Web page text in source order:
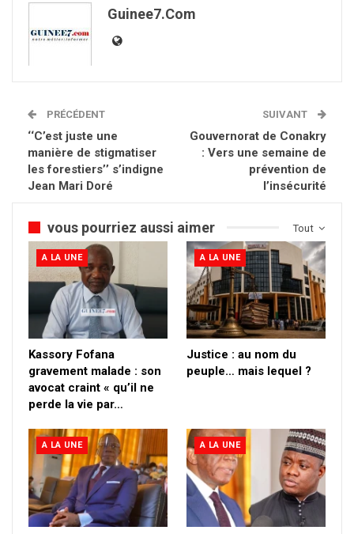
Guinee7.com
PRÉCÉDENT
‘‘C’est juste une
manière de stigmatiser
les forestiers’’ s’indigne
Jean Mari Doré
SUIVANT
Gouvernorat de Conakry
: Vers une semaine de
prévention de
l’insécurité
Tout
vous pourriez aussi aimer
A LA UNE
Kassory Fofana
gravement malade : son
avocat craint « qu’il ne
perde la vie par…
A LA UNE
Justice : au nom du
peuple… mais lequel ?
A LA UNE A LA UNE